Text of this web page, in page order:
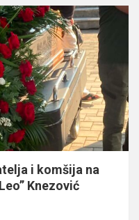
i komšija na
Knezović